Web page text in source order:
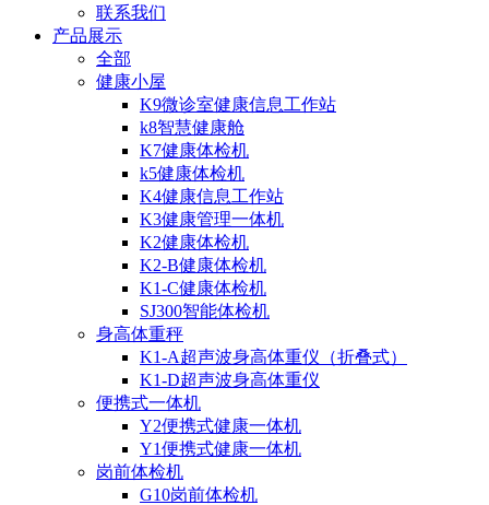
联系我们
产品展示
全部
健康小屋
K9微诊室健康信息工作站
k8智慧健康舱
K7健康体检机
k5健康体检机
K4健康信息工作站
K3健康管理一体机
K2健康体检机
K2-B健康体检机
K1-C健康体检机
SJ300智能体检机
身高体重秤
K1-A超声波身高体重仪（折叠式）
K1-D超声波身高体重仪
便携式一体机
Y2便携式健康一体机
Y1便携式健康一体机
岗前体检机
G10岗前体检机